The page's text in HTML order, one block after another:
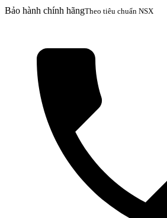
Bảo hành chính hãngTheo tiêu chuẩn NSX